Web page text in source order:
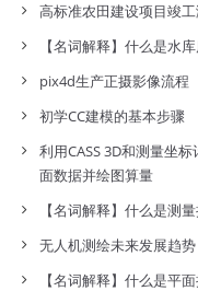
高标准农田建设项目竣
【名词解释】什么是水
pix4d生产正摄影像流程
初学CC建模的基本步骤
利用CASS 3D和测量坐
面数据并绘图算量
【名词解释】什么是测
无人机测绘未来发展趋势
【名词解释】什么是平